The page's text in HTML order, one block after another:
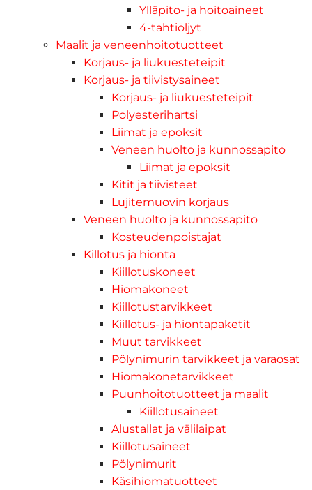
Ylläpito- ja hoitoaineet
4-tahtiöljyt
Maalit ja veneenhoitotuotteet
Korjaus- ja liukuesteteipit
Korjaus- ja tiivistysaineet
Korjaus- ja liukuesteteipit
Polyesterihartsi
Liimat ja epoksit
Veneen huolto ja kunnossapito
Liimat ja epoksit
Kitit ja tiivisteet
Lujitemuovin korjaus
Veneen huolto ja kunnossapito
Kosteudenpoistajat
Killotus ja hionta
Kiillotuskoneet
Hiomakoneet
Kiillotustarvikkeet
Kiillotus- ja hiontapaketit
Muut tarvikkeet
Pölynimurin tarvikkeet ja varaosat
Hiomakonetarvikkeet
Puunhoitotuotteet ja maalit
Kiillotusaineet
Alustallat ja välilaipat
Kiillotusaineet
Pölynimurit
Käsihiomatuotteet